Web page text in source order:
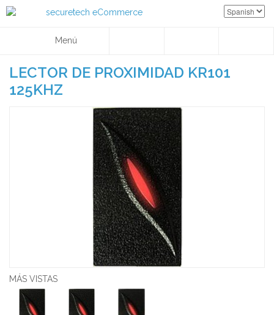
Menú
LECTOR DE PROXIMIDAD KR101
125KHZ
MÁS VISTAS